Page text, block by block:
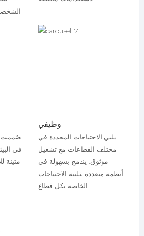
الشخصية إلى البيئات المهنية.
صُممت
في
متينة
وظيفي
يلبي الاحتياجات المحددة في
مختلف القطاعات مع تشغيل
موثوق. يندمج بسهولة في
أنظمة متعددة لتلبية الاحتياجات
الخاصة بكل قطاع.